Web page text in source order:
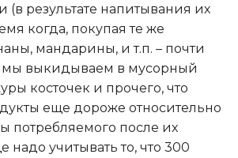
(в результате напитывания их
когда, покупая те же
мандарины, и т.п. – почти
мы выкидываем в мусорный
косточек и прочего, что
еще дороже относительно
потребляемого после их
надо учитывать то, что 300